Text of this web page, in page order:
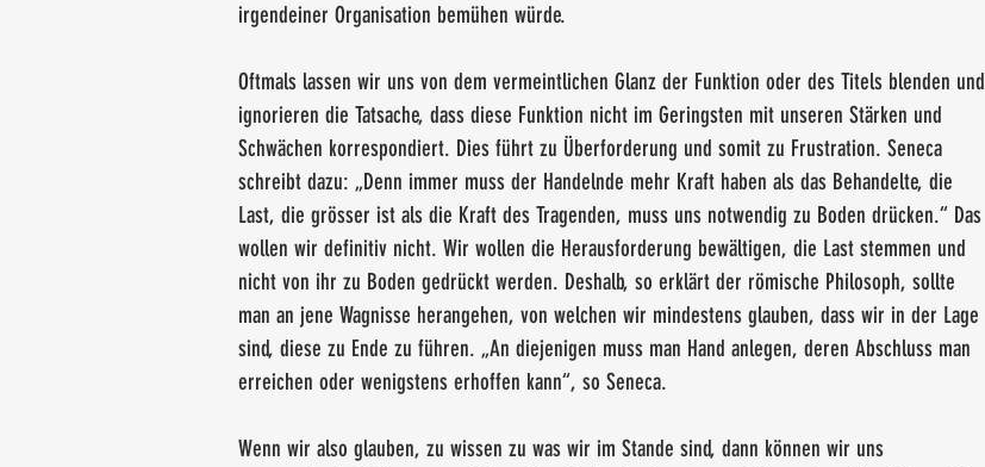
irgendeiner Organisation bemühen würde.
Oftmals lassen wir uns von dem vermeintlichen Glanz der Funktion oder des Titels blenden und
ignorieren die Tatsache, dass diese Funktion nicht im Geringsten mit unseren Stärken und
Schwächen korrespondiert. Dies führt zu Überforderung und somit zu Frustration. Seneca
schreibt dazu: „Denn immer muss der Handelnde mehr Kraft haben als das Behandelte, die
Last, die grösser ist als die Kraft des Tragenden, muss uns notwendig zu Boden drücken.“ Das
wollen wir definitiv nicht. Wir wollen die Herausforderung bewältigen, die Last stemmen und
nicht von ihr zu Boden gedrückt werden. Deshalb, so erklärt der römische Philosoph, sollte
man an jene Wagnisse herangehen, von welchen wir mindestens glauben, dass wir in der Lage
sind, diese zu Ende zu führen. „An diejenigen muss man Hand anlegen, deren Abschluss man
erreichen oder wenigstens erhoffen kann“, so Seneca.
Wenn wir also glauben, zu wissen zu was wir im Stande sind, dann können wir uns